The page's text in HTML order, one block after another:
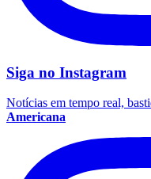
Siga no Instagram
Notícias em tempo real,
Americana